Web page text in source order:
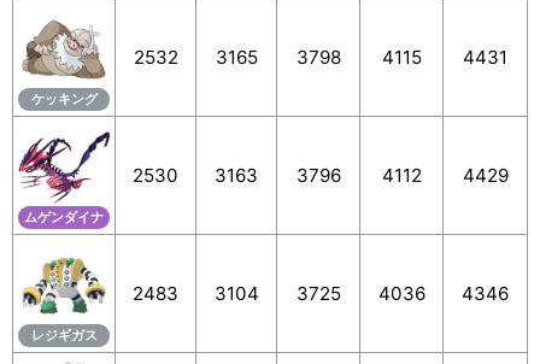
ケッキング
2532 3165 3798 4115 4431
ムゲンダイナ
2530 3163 3796 4112 4429
レジギガス
2483 3104 3725 4036 4346